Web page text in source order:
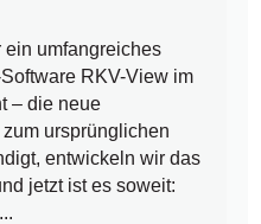
umfangreiches
RKV-View im
– die neue
zum ursprünglichen
entwickeln wir das
jetzt ist es soweit: